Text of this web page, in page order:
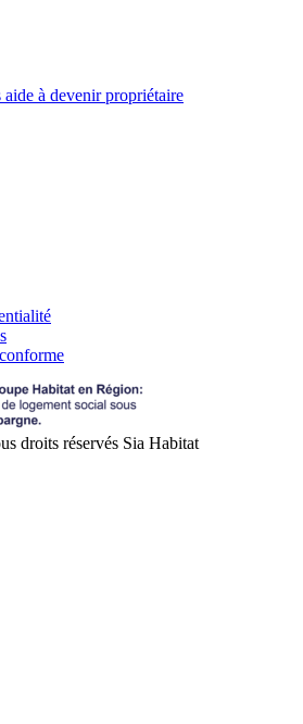
aide à devenir propriétaire
droits réservés Sia Habitat